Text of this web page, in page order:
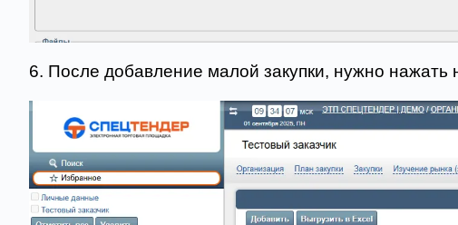
6. После добавление малой закупки, нужно нажать